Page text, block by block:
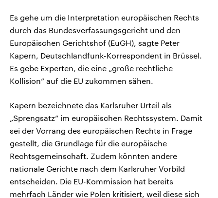
Es gehe um die Interpretation europäischen Rechts
durch das Bundesverfassungsgericht und den
Europäischen Gerichtshof (EuGH), sagte Peter
Kapern, Deutschlandfunk-Korrespondent in Brüssel.
Es gebe Experten, die eine „große rechtliche
Kollision“ auf die EU zukommen sähen.
Kapern bezeichnete das Karlsruher Urteil als
„Sprengsatz“ im europäischen Rechtssystem. Damit
sei der Vorrang des europäischen Rechts in Frage
gestellt, die Grundlage für die europäische
Rechtsgemeinschaft. Zudem könnten andere
nationale Gerichte nach dem Karlsruher Vorbild
entscheiden. Die EU-Kommission hat bereits
mehrfach Länder wie Polen kritisiert, weil diese sich